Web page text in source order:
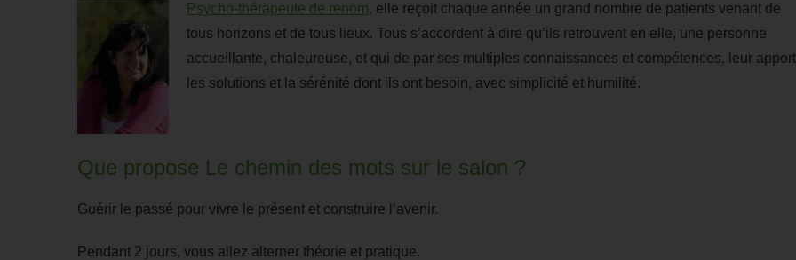
Psycho-thérapeute de renom, elle reçoit chaque année un grand nombre de patients venant de
tous horizons et de tous lieux. Tous s’accordent à dire qu’ils retrouvent en elle, une personne
accueillante, chaleureuse, et qui de par ses multiples connaissances et compétences, leur
les solutions et la sérénité dont ils ont besoin, avec simplicité et humilité.
Que propose Le chemin des mots sur le salon ?
Guérir le passé pour vivre le présent et construire l’avenir.
Pendant 2 jours, vous allez alterner théorie et pratique.